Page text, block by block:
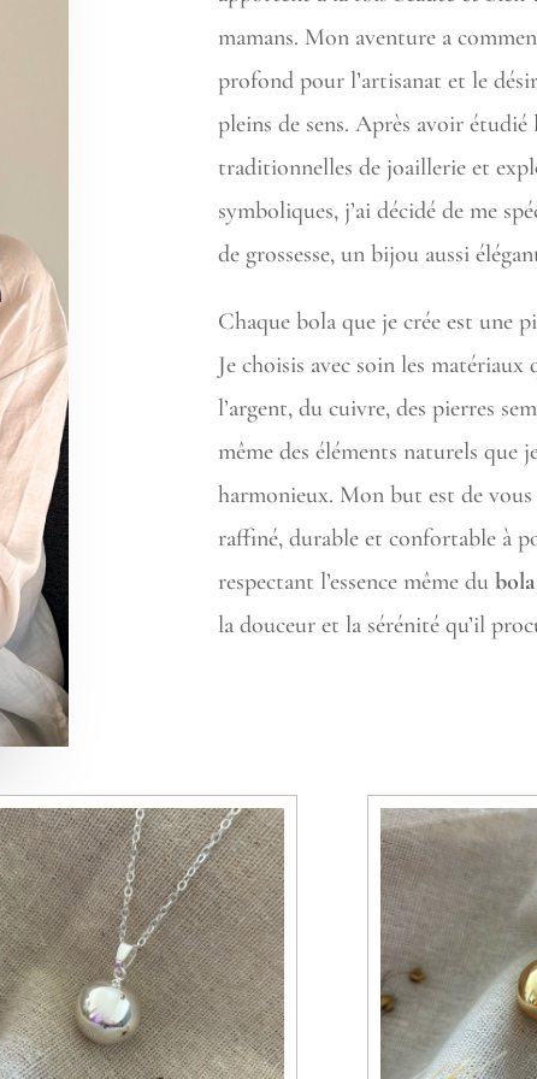
mamans. Mon aventure a
profond pour l’artisanat et le
pleins de sens. Après avoir étudié
traditionnelles de joaillerie et
symboliques, j’ai décidé de me
de grossesse, un bijou aussi
Chaque bola que je crée est une
Je choisis avec soin les matériaux
l’argent, du cuivre, des pierres
même des éléments naturels que
harmonieux. Mon but est de
raffiné, durable et confortable à
respectant l’essence même du
la douceur et la sérénité qu’il